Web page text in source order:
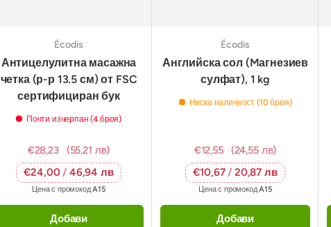
Écodis
Антицелулитна масажна
четка (р-р 13.5 см) от FSC
сертифициран бук
Почти изчерпан (4 броя)
€28,23
(55,21 лв)
€24,00 / 46,94 лв
Цена с промокодA15
Добави
Écodis
Английска сол (Mагнезиев
сулфат), 1 kg
Ниска наличност (10 броя)
€12,55
(24,55 лв)
€10,67 / 20,87 лв
Цена с промокодA15
Добави